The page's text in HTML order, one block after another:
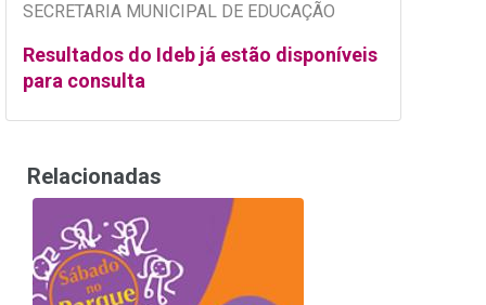
SECRETARIA MUNICIPAL DE EDUCAÇÃO
Resultados do Ideb já estão disponíveis
para consulta
Relacionadas